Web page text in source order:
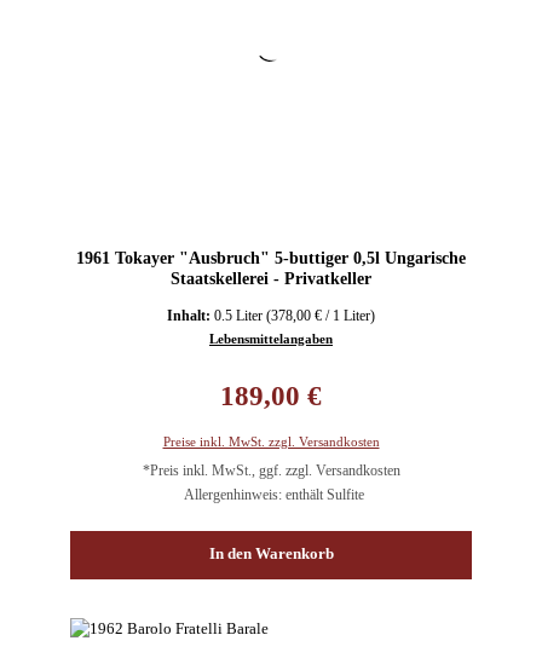
1961 Tokayer "Ausbruch" 5-buttiger 0,5l Ungarische
Staatskellerei - Privatkeller
Inhalt: 0.5 Liter (378,00 € / 1 Liter)
Lebensmittelangaben
189,00 €
Preise inkl. MwSt. zzgl. Versandkosten
*Preis inkl. MwSt., ggf. zzgl. Versandkosten
Allergenhinweis: enthält Sulfite
In den Warenkorb